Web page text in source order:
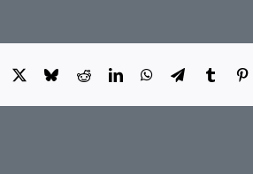
Facebook BlueskyRedditLinkedInWhatsApp
TelegramTumblr